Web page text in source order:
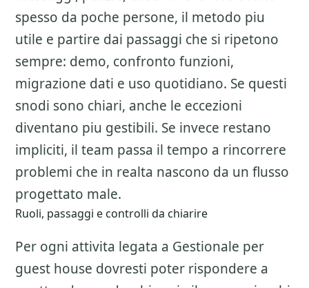
spesso da poche persone, il metodo piu
utile e partire dai passaggi che si ripetono
sempre: demo, confronto funzioni,
migrazione dati e uso quotidiano. Se questi
snodi sono chiari, anche le eccezioni
diventano piu gestibili. Se invece restano
impliciti, il team passa il tempo a rincorrere
problemi che in realta nascono da un flusso
progettato male.
Ruoli, passaggi e controlli da chiarire
Per ogni attivita legata a Gestionale per
guest house dovresti poter rispondere a